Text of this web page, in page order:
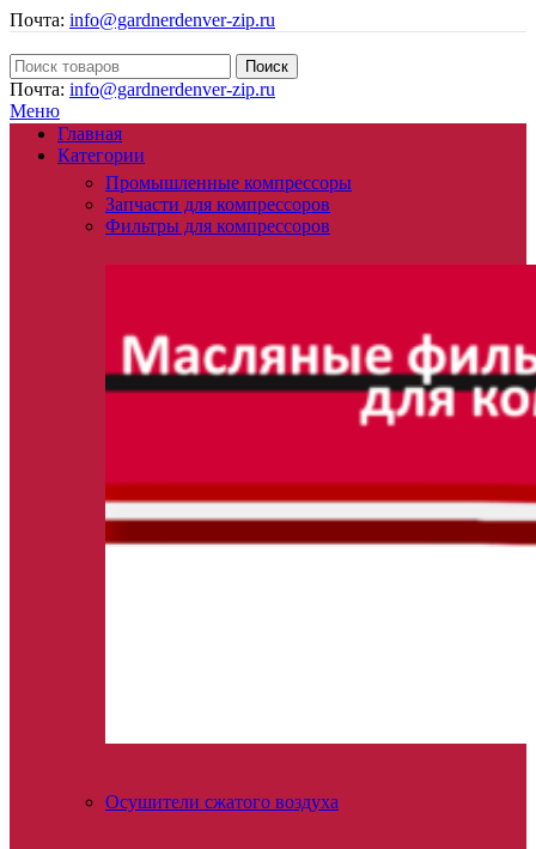
Почта: info@gardnerdenver-zip.ru
Поиск
Почта: info@gardnerdenver-zip.ru
Меню
Главная
Категории
Промышленные компрессоры
Запчасти для компрессоров
Фильтры для компрессоров
Осушители сжатого воздуха